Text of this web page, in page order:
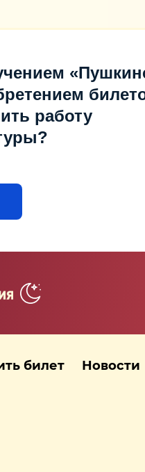
работу
билет Новости